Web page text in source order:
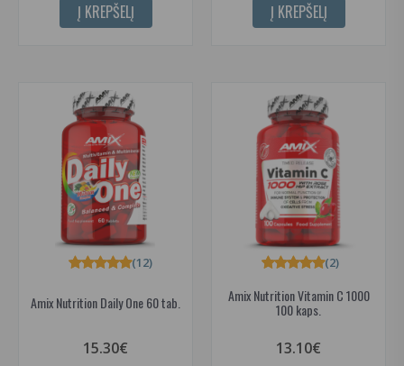
Į KREPŠELĮ Į KREPŠELĮ
Amix Nutrition Daily One 60 tab.
(12)
15.30€
Amix Nutrition Vitamin C 1000
100 kaps.
(2)
13.10€